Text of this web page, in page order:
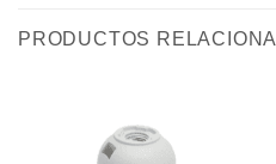
PRODUCTOS